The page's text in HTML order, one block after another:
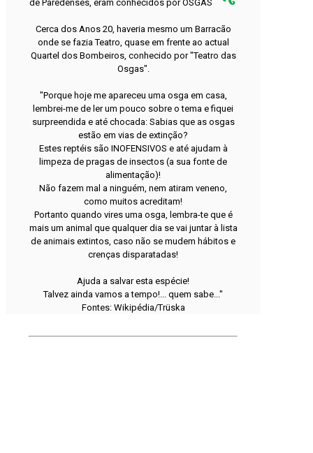
de Paredenses, eram conhecidos por OSGAS
Cerca dos Anos 20, haveria mesmo um Barracão
onde se fazia Teatro, quase em frente ao actual
Quartel dos Bombeiros, conhecido por "Teatro das
Osgas".
"Porque hoje me apareceu uma osga em casa,
lembrei-me de ler um pouco sobre o tema e fiquei
surpreendida e até chocada: Sabias que as osgas
estão em vias de extinção?
Estes reptéis são INOFENSIVOS e até ajudam à
limpeza de pragas de insectos (a sua fonte de
alimentação)!
Não fazem mal a ninguém, nem atiram veneno,
como muitos acreditam!
Portanto quando vires uma osga, lembra-te que é
mais um animal que qualquer dia se vai juntar à lista
de animais extintos, caso não se mudem hábitos e
crenças disparatadas!
Ajuda a salvar esta espécie!
Talvez ainda vamos a tempo!... quem sabe..."
Fontes: Wikipédia/Trüska